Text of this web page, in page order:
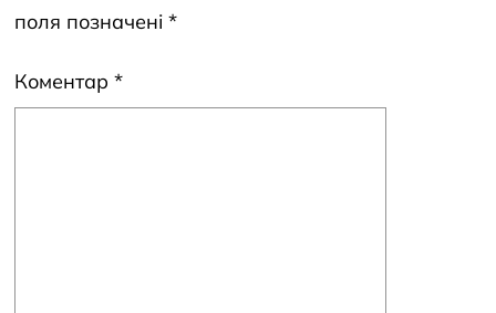
поля позначені *
Коментар *